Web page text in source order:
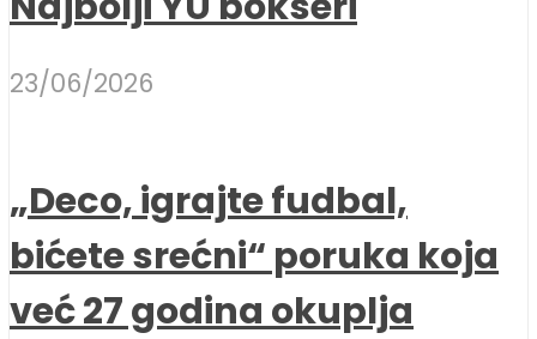
23/06/2026
„Deco, igrajte fudbal,
bićete srećni“ poruka koja
već 27 godina okuplja